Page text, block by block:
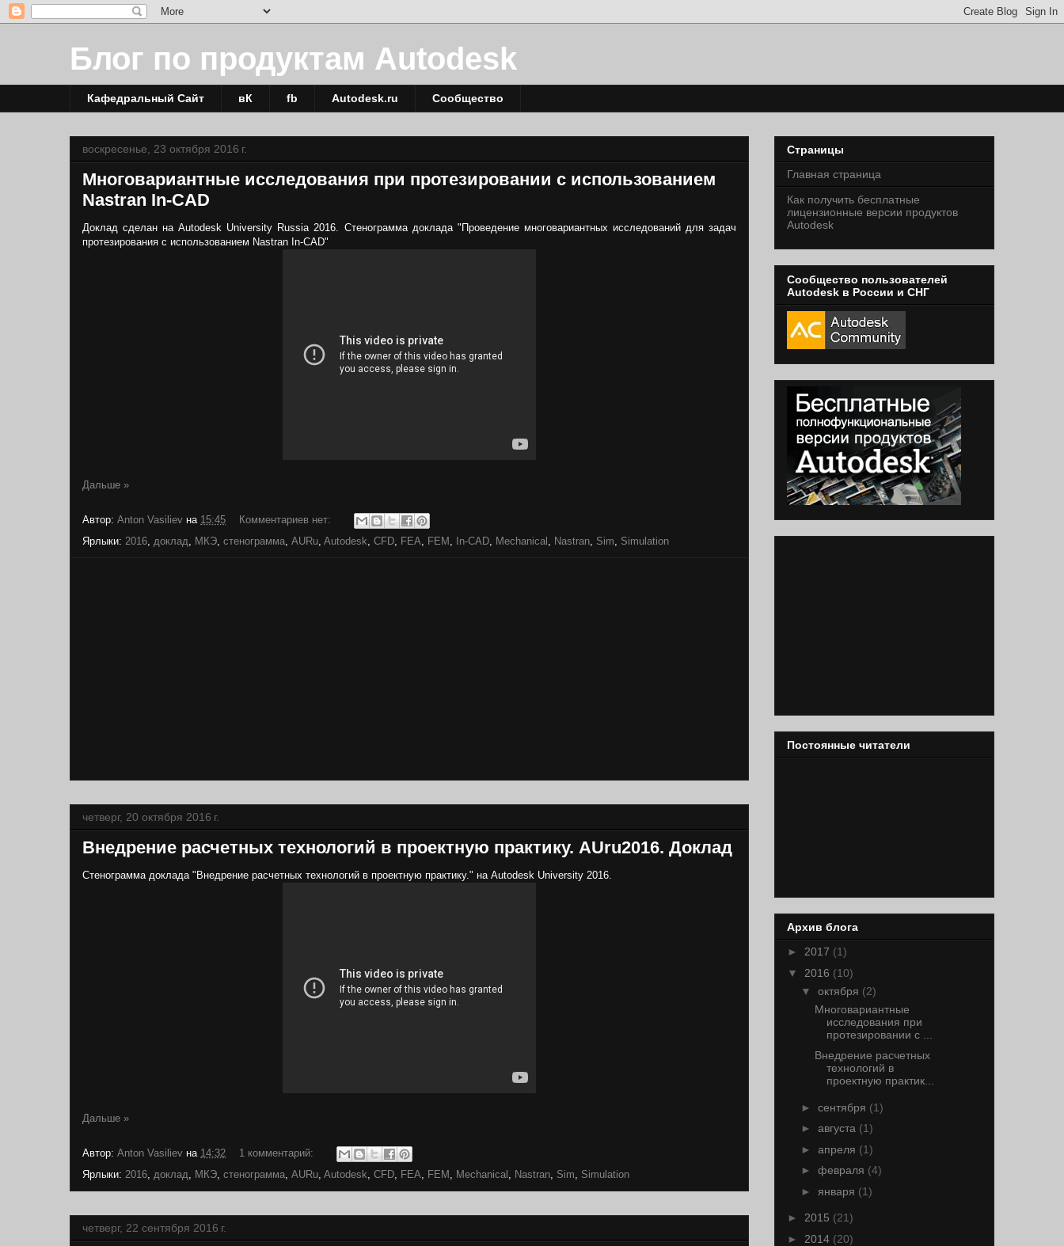
Блог по продуктам Autodesk
Кафедральный Сайт вК fb Autodesk.ru Сообщество
воскресенье, 23 октября 2016 г.
Многовариантные исследования при протезировании с использованием
Nastran In-CAD
Доклад сделан на Autodesk University Russia 2016. Стенограмма доклада "Проведение многовариантных исследований для задач
протезирования с использованием Nastran In-CAD"
Дальше »
Автор: Anton Vasiliev на 15:45
Комментариев нет:
Ярлыки: 2016 доклад МКЭ стенограмма AURu Autodesk CFD FEA FEM In-CAD Mechanical Nastran Sim Simulation
четверг, 20 октября 2016 г.
Внедрение расчетных технологий в проектную практику. AUru2016. Доклад
Стенограмма доклада "Внедрение расчетных технологий в проектную практику." на Autodesk University 2016.
Дальше »
Автор: Anton Vasiliev на 14:32
1 комментарий:
Ярлыки: 2016 доклад МКЭ стенограмма AURu Autodesk CFD FEA FEM Mechanical Nastran Sim Simulation
четверг, 22 сентября 2016 г.
Страницы
Главная страница
Как получить бесплатные
лицензионные версии продуктов
Autodesk
Сообщество пользователей
Autodesk в России и СНГ
Постоянные читатели
Архив блога
► 2017 (1)
▼ 2016 (10)
▼ октября (2)
Многовариантные
исследования при
протезировании с ...
Внедрение расчетных
технологий в
проектную практик...
► сентября (1)
► августа (1)
► апреля (1)
► февраля (4)
► января (1)
► 2015 (21)
► 2014 (20)